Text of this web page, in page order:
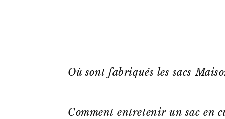
Où sont fabriqués les sacs
Comment entretenir un sac en